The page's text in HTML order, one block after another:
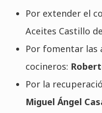
Por extender el
Aceites Castillo
Por fomentar las
cocineros:
Por la
Miguel Ángel